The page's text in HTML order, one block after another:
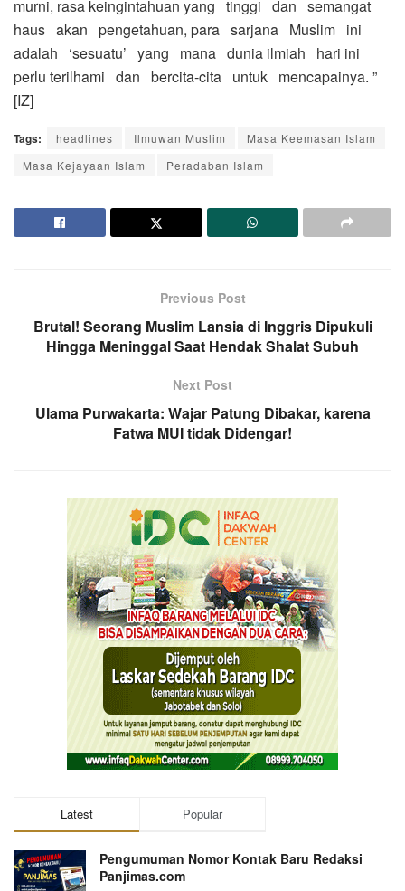
murni, rasa keingintahuan yang tinggi dan semangat
haus akan pengetahuan, para sarjana Muslim ini
adalah ‘sesuatu’ yang mana dunia ilmiah hari ini
perlu terilhami dan bercita-cita untuk mencapainya. ”
[IZ]
Tags: headlines Ilmuwan Muslim
Masa Keemasan Islam
Masa Kejayaan Islam
Peradaban Islam
Previous Post
Brutal! Seorang Muslim Lansia di Inggris Dipukuli
Hingga Meninggal Saat Hendak Shalat Subuh
Next Post
Ulama Purwakarta: Wajar Patung Dibakar, karena
Fatwa MUI tidak Didengar!
Latest Popular
Pengumuman Nomor Kontak Baru Redaksi
Panjimas.com